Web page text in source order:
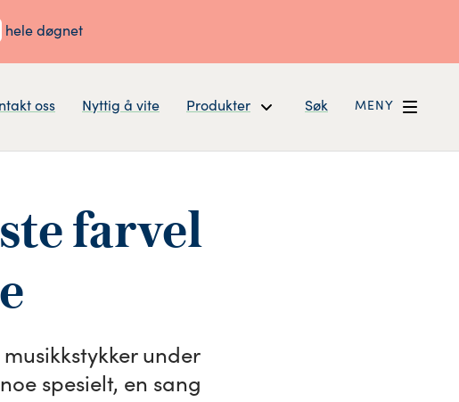
hele døgnet
oss Nyttig å vite Produkter Søk MENY
farvel
under
spesielt, en sang